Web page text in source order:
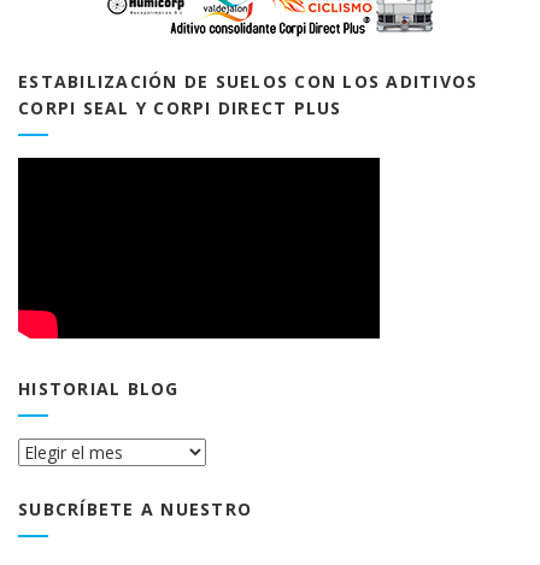
ESTABILIZACIÓN DE SUELOS CON LOS ADITIVOS
CORPI SEAL Y CORPI DIRECT PLUS
HISTORIAL BLOG
Historial
SUBCRÍBETE A NUESTRO